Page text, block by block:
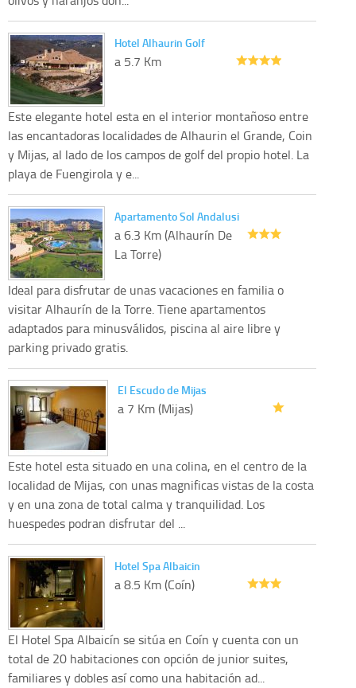
Hotel Alhaurin Golf
a 5.7 Km
Este elegante hotel esta en el interior montañoso entre
las encantadoras localidades de Alhaurin el Grande, Coin
y Mijas, al lado de los campos de golf del propio hotel. La
playa de Fuengirola y e...
Apartamento Sol Andalusi
a 6.3 Km (Alhaurín De
La Torre)
Ideal para disfrutar de unas vacaciones en familia o
visitar Alhaurín de la Torre. Tiene apartamentos
adaptados para minusválidos, piscina al aire libre y
parking privado gratis.
El Escudo de Mijas
a 7 Km (Mijas)
Este hotel esta situado en una colina, en el centro de la
localidad de Mijas, con unas magnificas vistas de la costa
y en una zona de total calma y tranquilidad. Los
huespedes podran disfrutar del ...
Hotel Spa Albaicin
a 8.5 Km (Coín)
El Hotel Spa Albaicín se sitúa en Coín y cuenta con un
total de 20 habitaciones con opción de junior suites,
familiares y dobles así como una habitación ad...